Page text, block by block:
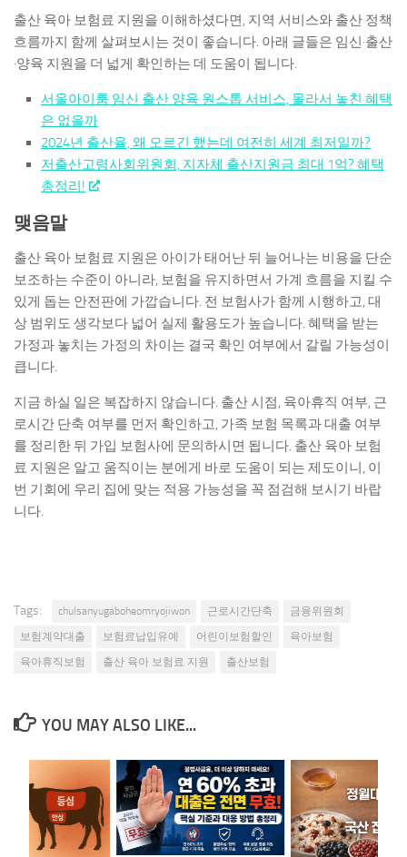
출산 육아 보험료 지원을 이해하셨다면, 지역 서비스와 출산 정책
흐름까지 함께 살펴보시는 것이 좋습니다. 아래 글들은 임신·출산
·양육 지원을 더 넓게 확인하는 데 도움이 됩니다.
서울아이룸 임신 출산 양육 원스톱 서비스, 몰라서 놓친 혜택
은 없을까
2024년 출산율, 왜 오르긴 했는데 여전히 세계 최저일까?
저출산고령사회위원회, 지자체 출산지원금 최대 1억? 혜택
총정리!
맺음말
출산 육아 보험료 지원은 아이가 태어난 뒤 늘어나는 비용을 단순
보조하는 수준이 아니라, 보험을 유지하면서 가계 흐름을 지킬 수
있게 돕는 안전판에 가깝습니다. 전 보험사가 함께 시행하고, 대
상 범위도 생각보다 넓어 실제 활용도가 높습니다. 혜택을 받는
가정과 놓치는 가정의 차이는 결국 확인 여부에서 갈릴 가능성이
큽니다.
지금 하실 일은 복잡하지 않습니다. 출산 시점, 육아휴직 여부, 근
로시간 단축 여부를 먼저 확인하고, 가족 보험 목록과 대출 여부
를 정리한 뒤 가입 보험사에 문의하시면 됩니다. 출산 육아 보험
료 지원은 알고 움직이는 분에게 바로 도움이 되는 제도이니, 이
번 기회에 우리 집에 맞는 적용 가능성을 꼭 점검해 보시기 바랍
니다.
Tags: chulsanyugaboheomryojiwon 근로시간단축
금융위원회
보험계약대출
보험료납입유예 어린이보험할인
육아보험
육아휴직보험
출산 육아 보험료 지원 출산보험
YOU MAY ALSO LIKE...